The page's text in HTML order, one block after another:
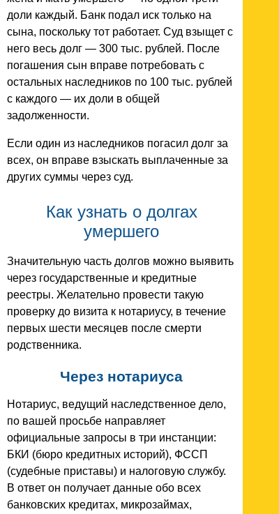
доли каждый. Банк подал иск только на
сына, поскольку тот работает. Суд взыщет с
него весь долг — 300 тыс. рублей. После
погашения сын вправе потребовать с
остальных наследников по 100 тыс. рублей
с каждого — их доли в общей
задолженности.
Если один из наследников погасил долг за
всех, он вправе взыскать выплаченные за
других суммы через суд.
Как узнать о долгах
умершего
Значительную часть долгов можно выявить
через государственные и кредитные
реестры. Желательно провести такую
проверку до визита к нотариусу, в течение
первых шести месяцев после смерти
родственника.
Через нотариуса
Нотариус, ведущий наследственное дело,
по вашей просьбе направляет
официальные запросы в три инстанции:
БКИ (бюро кредитных историй), ФССП
(судебные приставы) и налоговую службу.
В ответ он получает данные обо всех
банковских кредитах, микрозаймах,